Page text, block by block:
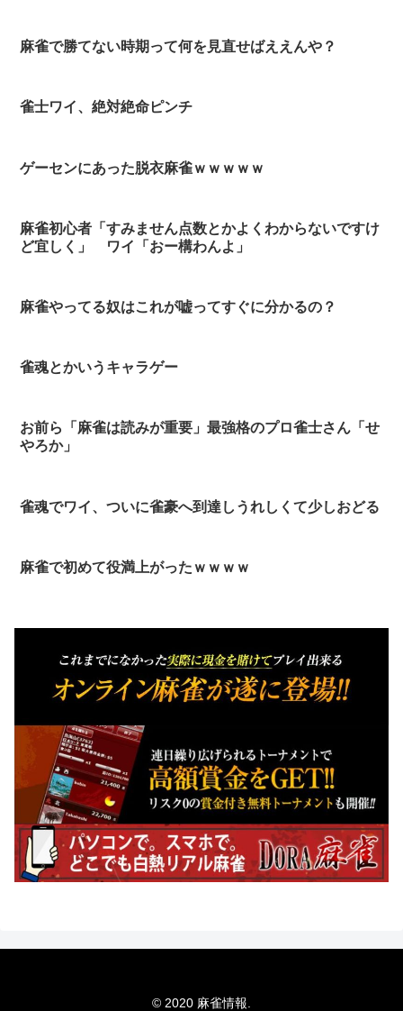
麻雀で勝てない時期って何を見直せばええんや？
雀士ワイ、絶対絶命ピンチ
ゲーセンにあった脱衣麻雀ｗｗｗｗｗ
麻雀初心者「すみません点数とかよくわからないですけ
ど宜しく」 ワイ「おー構わんよ」
麻雀やってる奴はこれが嘘ってすぐに分かるの？
雀魂とかいうキャラゲー
お前ら「麻雀は読みが重要」最強格のプロ雀士さん「せ
やろか」
雀魂でワイ、ついに雀豪へ到達しうれしくて少しおどる
麻雀で初めて役満上がったｗｗｗｗ
© 2020 麻雀情報.